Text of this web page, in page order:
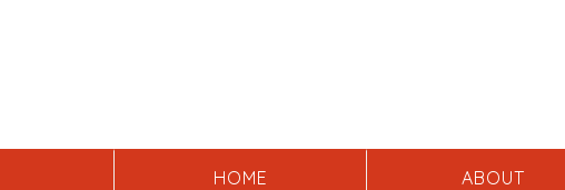
HOME ABOUT